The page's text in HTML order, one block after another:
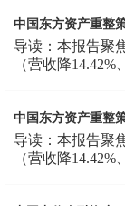
中国东方资产重整
导读：本报告聚
（营收降14.42%
中国东方资产重整
导读：本报告聚
（营收降14.42%